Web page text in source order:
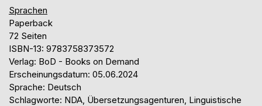
Sprachen
Paperback
72 Seiten
ISBN-13: 9783758373572
Verlag: BoD - Books on Demand
Erscheinungsdatum: 05.06.2024
Sprache: Deutsch
Schlagworte: NDA, Übersetzungsagenturen, Linguistische